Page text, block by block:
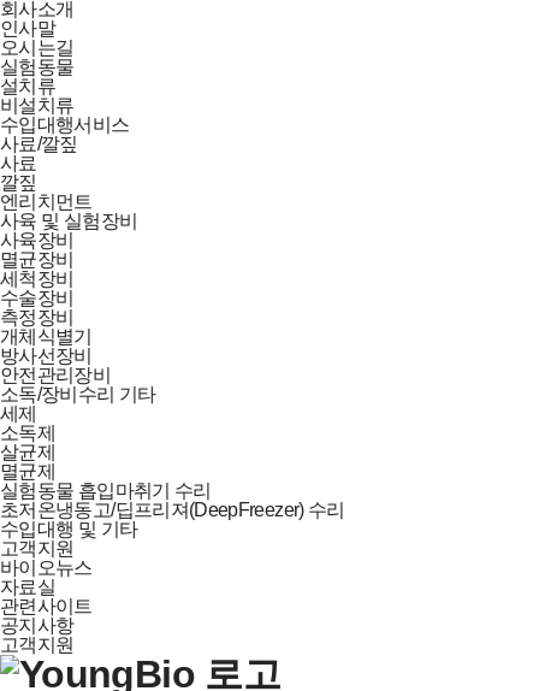
회사소개
인사말
오시는길
실험동물
설치류
비설치류
수입대행서비스
사료/깔짚
사료
깔짚
엔리치먼트
사육 및 실험장비
사육장비
멸균장비
세척장비
수술장비
측정장비
개체식별기
방사선장비
안전관리장비
소독/장비수리 기타
세제
소독제
살균제
멸균제
실험동물 흡입마취기 수리
초저온냉동고/딥프리져(DeepFreezer) 수리
수입대행 및 기타
고객지원
바이오뉴스
자료실
관련사이트
공지사항
고객지원